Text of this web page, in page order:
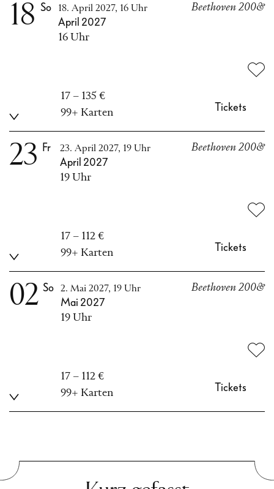
18 So 18. April 2027, 16 Uhr
April 2027
16 Uhr
Beethoven 200&
17 – 135 €
99+ Karten
Tickets
23 Fr 23. April 2027, 19 Uhr
April 2027
19 Uhr
Beethoven 200&
17 – 112 €
99+ Karten
Tickets
02 So 2. Mai 2027, 19 Uhr
Mai 2027
19 Uhr
Beethoven 200&
17 – 112 €
99+ Karten
Tickets